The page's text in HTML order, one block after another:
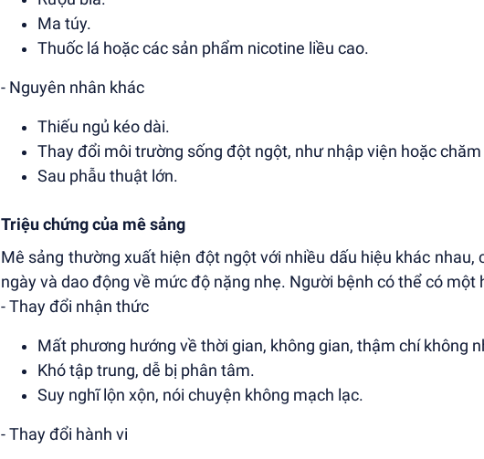
Ma túy.
Thuốc lá hoặc các sản phẩm nicotine liều cao.
- Nguyên nhân khác
Thiếu ngủ kéo dài.
Thay đổi môi trường sống đột ngột, như nhập viện hoặc
Sau phẫu thuật lớn.
Triệu chứng của mê sảng
Mê sảng thường xuất hiện đột ngột với nhiều dấu hiệu khác
ngày và dao động về mức độ nặng nhẹ. Người bệnh có thể có
- Thay đổi nhận thức
Mất phương hướng về thời gian, không gian, thậm chí không
Khó tập trung, dễ bị phân tâm.
Suy nghĩ lộn xộn, nói chuyện không mạch lạc.
- Thay đổi hành vi